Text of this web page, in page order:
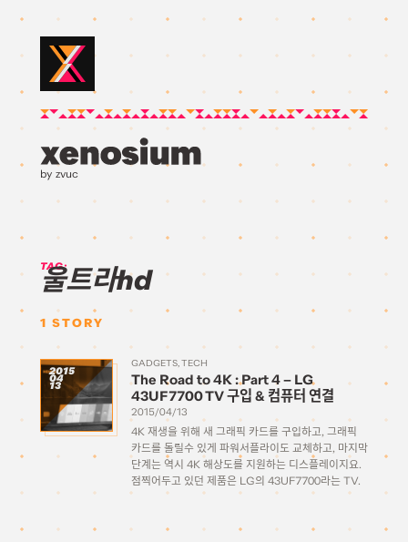
by zvuc
TAG:
울트라hd
1 STORY
2015
04
13
GADGETS TECH
The Road to 4K : Part 4 – LG
43UF7700 TV 구입 & 컴퓨터 연결
2015/04/13
4K 재생을 위해 새 그래픽 카드를 구입하고, 그래픽
카드를 돌릴수 있게 파워서플라이도 교체하고, 마지막
단계는 역시 4K 해상도를 지원하는 디스플레이지요.
점찍어두고 있던 제품은 LG의 43UF7700라는 TV.
올해 초에 CES에서 처음 공개되고 3월 출시 예정이
되어서야 […]